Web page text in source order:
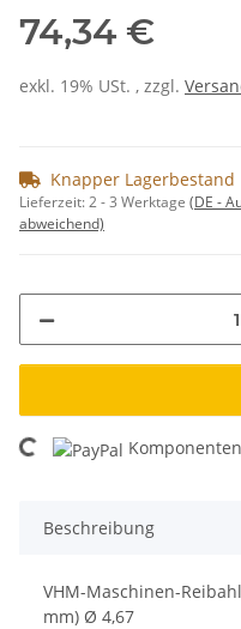
74,34 €
exkl. 19% USt. , zzgl.
Knapper Lagerbestand
Lieferzeit:2 - 3 Werktage (DE -
abweichend)
Loading...
Beschreibung
VHM-Maschinen-
mm) Ø 4,67